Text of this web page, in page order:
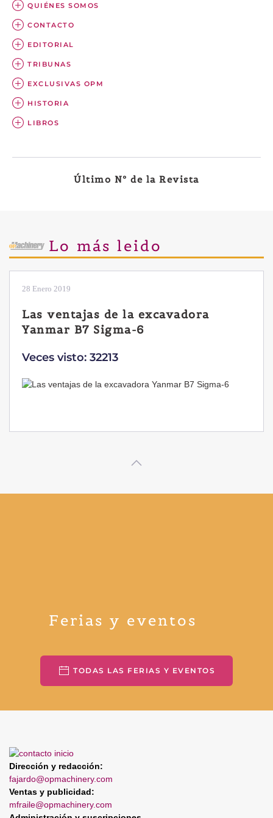
QUIÉNES SOMOS
CONTACTO
EDITORIAL
TRIBUNAS
EXCLUSIVAS OPM
HISTORIA
LIBROS
Último Nº de la Revista
Lo más leido
28 Enero 2019
Las ventajas de la excavadora
Yanmar B7 Sigma-6
Veces visto: 32213
Ferias y eventos
TODAS LAS FERIAS Y EVENTOS
Dirección y redacción:
fajardo@opmachinery.com
Ventas y publicidad:
mfraile@opmachinery.com